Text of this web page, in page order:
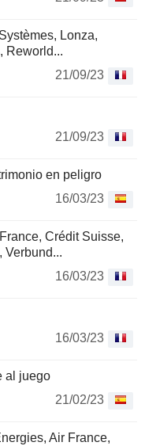
Lonza,
Reworld...
21/09/23
21/09/23
en peligro
16/03/23
Crédit Suisse,
Verbund...
16/03/23
16/03/23
al juego
21/02/23
Air France,